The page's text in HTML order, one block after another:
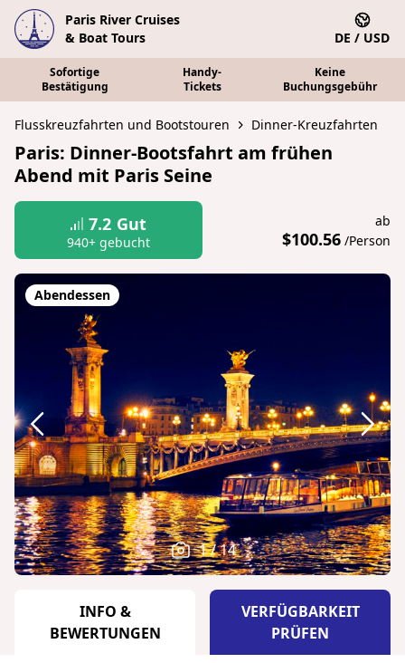
Paris River Cruises
& Boat Tours
DE / USD
Sofortige
Bestätigung
Handy-
Tickets
Keine
Buchungsgebühr
Flusskreuzfahrten und Bootstouren Dinner-Kreuzfahrten
Paris: Dinner-Bootsfahrt am frühen
Abend mit Paris Seine
7.2 Gut
940+ gebucht
ab
$100.56 /Person
Abendessen
1 / 14
INFO &
BEWERTUNGEN
VERFÜGBARKEIT
PRÜFEN